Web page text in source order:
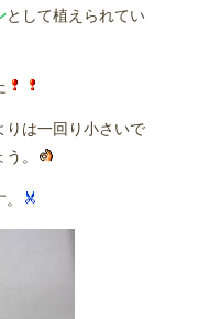
として植えられてい
りは一回り小さいで
。